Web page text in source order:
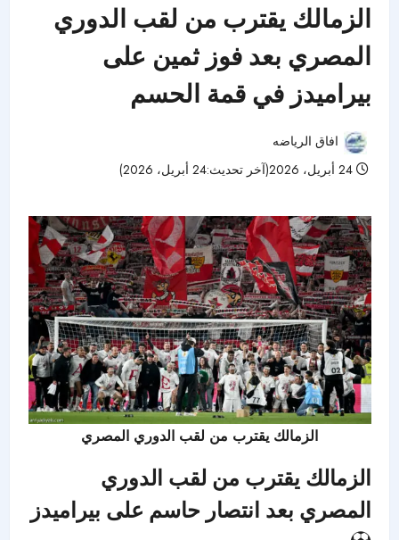
الزمالك يقترب من لقب الدوري
المصري بعد فوز ثمين على
بيراميدز في قمة الحسم
افاق الرياضه
24 أبريل، 2026(آخر تحديث:24 أبريل، 2026)
الزمالك يقترب من لقب الدوري المصري
الزمالك يقترب من لقب الدوري
المصري بعد انتصار حاسم على بيراميدز